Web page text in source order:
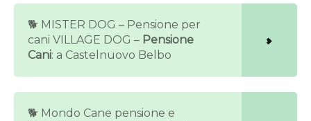
🐕 MISTER DOG – Pensione per
cani VILLAGE DOG – Pensione
Cani: a Castelnuovo Belbo
🐕 Mondo Cane pensione e